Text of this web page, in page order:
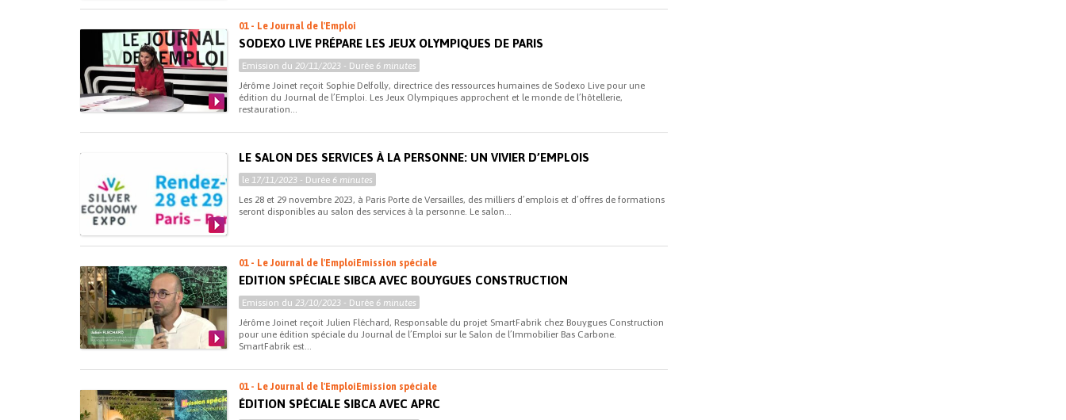
01 - Le Journal de l'Emploi
SODEXO LIVE PRÉPARE LES JEUX OLYMPIQUES DE PARIS
Emission du20/11/2023 - Durée 6 minutes
Jérôme Joinet reçoit Sophie Delfolly, directrice des ressources humaines de Sodexo Live pour une
édition du Journal de l’Emploi. Les Jeux Olympiques approchent et le monde de l’hôtellerie,
restauration...
LE SALON DES SERVICES À LA PERSONNE: UN VIVIER D’EMPLOIS
le17/11/2023 - Durée 6 minutes
Les 28 et 29 novembre 2023, à Paris Porte de Versailles, des milliers d’emplois et d’offres de formations
seront disponibles au salon des services à la personne. Le salon...
01 - Le Journal de l'Emploi Emission spéciale
EDITION SPÉCIALE SIBCA AVEC BOUYGUES CONSTRUCTION
Emission du23/10/2023 - Durée 6 minutes
Jérôme Joinet reçoit Julien Fléchard, Responsable du projet SmartFabrik chez Bouygues Construction
pour une édition spéciale du Journal de l’Emploi sur le Salon de l’Immobilier Bas Carbone.
SmartFabrik est...
01 - Le Journal de l'Emploi Emission spéciale
ÉDITION SPÉCIALE SIBCA AVEC APRC